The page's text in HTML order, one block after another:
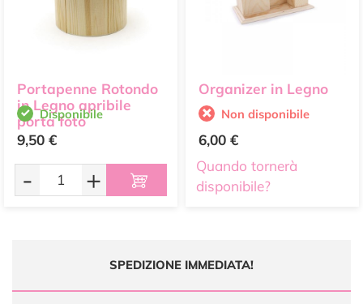
Portapenne Rotondo
in Legno apribile
porta foto
Disponibile
9,50 €
- +
Organizer in Legno
Non disponibile
6,00 €
Quando tornerà
disponibile?
SPEDIZIONE IMMEDIATA!